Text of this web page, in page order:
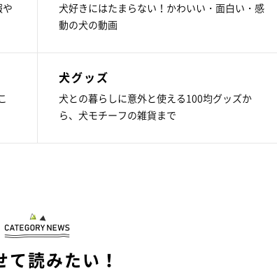
犬好きにはたまらない！かわいい・面白い・感
動の犬の動画
犬グッズ
犬との暮らしに意外と使える100均グッズか
ら、犬モチーフの雑貨まで
て読みたい！